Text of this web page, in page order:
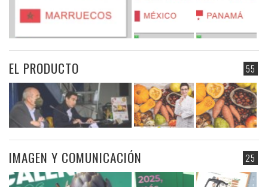
55
EL PRODUCTO
25
IMAGEN Y COMUNICACIÓN